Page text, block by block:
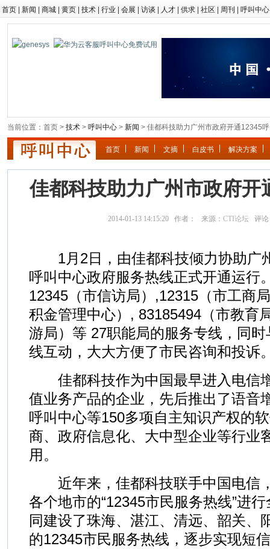
首页 新闻 商城 黄页 技术 行业 会展 访谈 人才 供求 社区 周刊 呼叫中心
当前位置：首页 > 技术 > 呼叫中心 > 新闻 > 佳都科技助力广州市政府开通12345
首页 新闻 文摘 白皮书 解决方案
佳都科技助力广州市政府开
2014-01-13 14:15:20 作者： 来源： CTI论坛 评论
1月2日，由佳都科技倾力协助广
呼叫中心政府服务热线正式开通运行
12345（市信访局）,12315（市工商
积金管理中心）, 83185494（市教育
游局）等 27职能局的服务专线，同
线互动，大大方便了市民咨询和投诉
佳都科技作为中国最早进入电信
值业务产品的企业，先后推出了语音
呼叫中心等150多项自主知识产权的
商、政府信息化、大中型企业等行业
用。
近年来，佳都科技联手中国电信
各个地市的“12345市民服务热线”进
同建设了珠海、湛江、清远、韶关、
的12345市民服务热线，逐步实现短